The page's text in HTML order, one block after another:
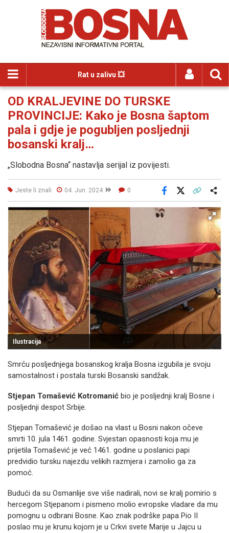
Rat u zalivu 💥
OD KRALJEVINE DO TURSKE
PROVINCIJE: Kako je Bosna šaptom
pala i gdje je pogubljen posljednji
bosanski kralj…
„Slobodna Bosna“ nastavlja serijal iz povijesti.
Jeste li znali 04. Jun. 2024 0
Facebook
Ilustracija
Smrću posljednjega bosanskog kralja Bosna izgubila je svoju
samostalnost i postala turski Bosanski sandžak.
Stjepan Tomašević Kotromanić bio je posljednji kralj Bosne i
posljednji despot Srbije.
Stjepan Tomašević je došao na vlast u Bosni nakon očeve
smrti 10. jula 1461. godine. Svjestan opasnosti koja mu je
prijetila Tomašević je već 1461. godine u poslanici papi
predvidio tursku najezdu velikih razmjera i zamolio ga za
pomoć.
Budući da su Osmanlije sve više nadirali, novi se kralj pomirio s
hercegom Stjepanom i pismeno molio evropske vladare da mu
pomognu u odbrani Bosne. Kao znak podrške papa Pio II
poslao mu je krunu kojom je u Crkvi svete Marije u Jajcu u